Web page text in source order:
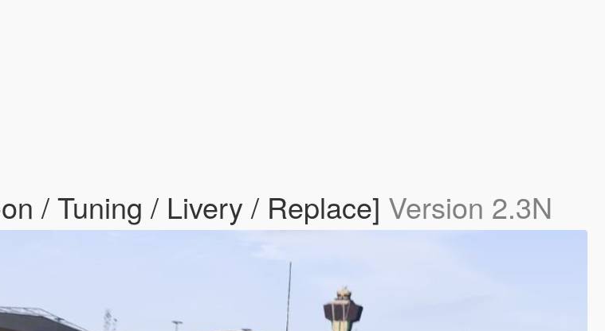
/ Tuning / Livery / Replace] Version 2.3N